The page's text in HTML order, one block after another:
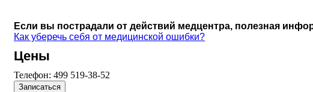
Если вы пострадали от действий медцентра, полезная
Как уберечь себя от медицинской ошибки?
Цены
Телефон: 499 519-38-52
Записаться